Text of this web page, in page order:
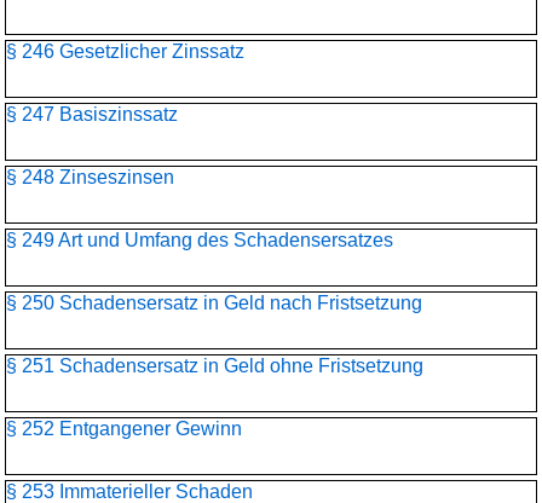
§ 246 Gesetzlicher Zinssatz
§ 247 Basiszinssatz
§ 248 Zinseszinsen
§ 249 Art und Umfang des Schadensersatzes
§ 250 Schadensersatz in Geld nach Fristsetzung
§ 251 Schadensersatz in Geld ohne Fristsetzung
§ 252 Entgangener Gewinn
§ 253 Immaterieller Schaden